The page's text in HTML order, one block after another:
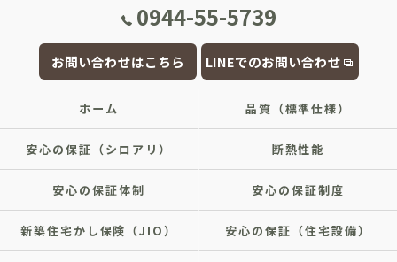
0944-55-5739
お問い合わせはこちら LINEでのお問い合わせ
ホーム 品質（標準仕様）
安心の保証（シロアリ） 断熱性能
安心の保証体制 安心の保証制度
新築住宅かし保険（JIO） 安心の保証（住宅設備）